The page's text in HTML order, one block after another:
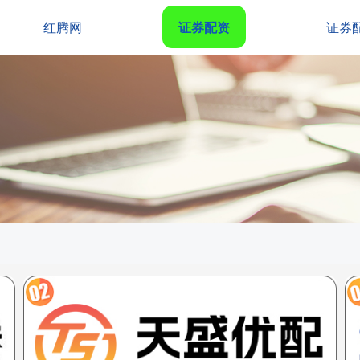
红腾网 证券配资 证券